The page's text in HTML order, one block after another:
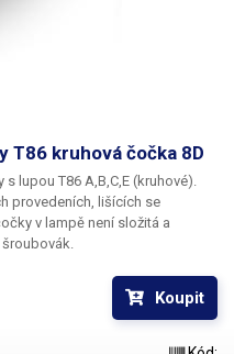
T86 kruhová čočka 8D
lupou T86 A,B,C,E (kruhové).
provedeních, lišících se
v lampě není složitá a
Koupit